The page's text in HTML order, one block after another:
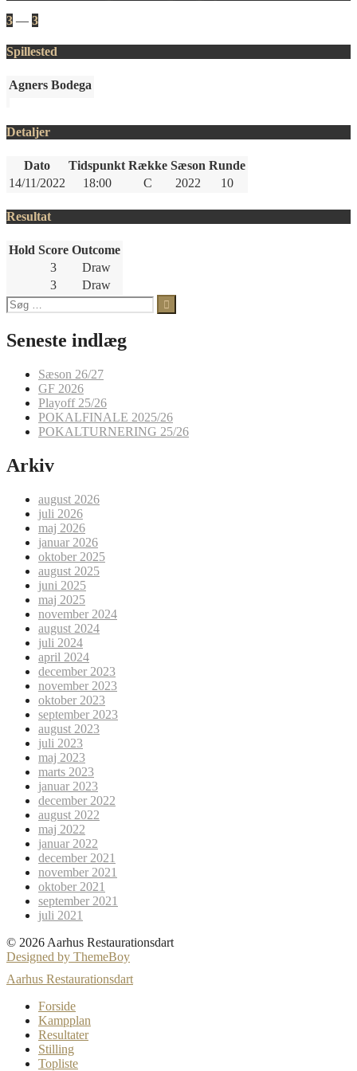
3 — 3
Spillested
Agners Bodega
Detaljer
Dato Tidspunkt Række Sæson Runde
14/11/2022
18:00 C 2022 10
Resultat
Hold Score Outcome
3
Draw
3
Draw
Søg
efter:
Seneste indlæg
Sæson 26/27
GF 2026
Playoff 25/26
POKALFINALE 2025/26
POKALTURNERING 25/26
Arkiv
august 2026
juli 2026
maj 2026
januar 2026
oktober 2025
august 2025
juni 2025
maj 2025
november 2024
august 2024
juli 2024
april 2024
december 2023
november 2023
oktober 2023
september 2023
august 2023
juli 2023
maj 2023
marts 2023
januar 2023
december 2022
august 2022
maj 2022
januar 2022
december 2021
november 2021
oktober 2021
september 2021
juli 2021
© 2026 Aarhus Restaurationsdart
Designed by ThemeBoy
Aarhus Restaurationsdart
Forside
Kampplan
Resultater
Stilling
Topliste